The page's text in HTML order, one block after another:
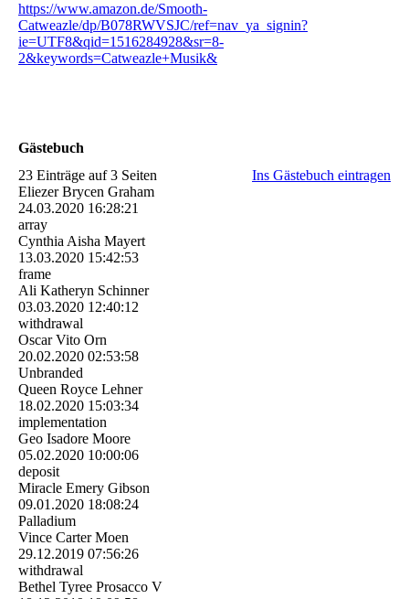
https://www.amazon.de/Smooth-
Catweazle/dp/B078RWVSJC/ref=nav_ya_signin?
ie=UTF8&qid=1516284928&sr=8-
2&keywords=Catweazle+Musik&
Gästebuch
23 Einträge auf 3 Seiten
Ins Gästebuch eintragen
Eliezer Brycen Graham
24.03.2020 16:28:21
array
Cynthia Aisha Mayert
13.03.2020 15:42:53
frame
Ali Katheryn Schinner
03.03.2020 12:40:12
withdrawal
Oscar Vito Orn
20.02.2020 02:53:58
Unbranded
Queen Royce Lehner
18.02.2020 15:03:34
implementation
Geo Isadore Moore
05.02.2020 10:00:06
deposit
Miracle Emery Gibson
09.01.2020 18:08:24
Palladium
Vince Carter Moen
29.12.2019 07:56:26
withdrawal
Bethel Tyree Prosacco V